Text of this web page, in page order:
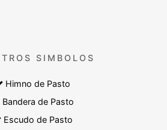
SIMBOLOS
Himno de Pasto
Bandera de Pasto
Escudo de Pasto